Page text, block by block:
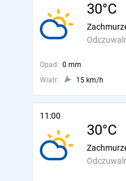
30°C
Opad: 0 mm
Wiatr:
15 km/h
11:00
30°C